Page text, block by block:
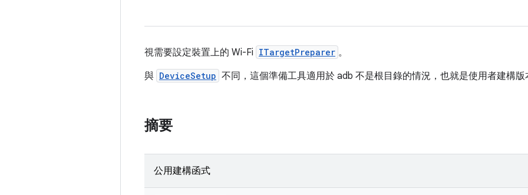
視需要設定裝置上的 Wi-Fi ITargetPreparer 。
與 DeviceSetup 不同，這個準備工具適用於 adb 不是根目錄的情況，也就是使用者建構版
摘要
公用建構函式